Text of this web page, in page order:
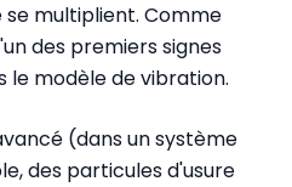
multiplient. Comme
des premiers signes
le modèle de vibration.
(dans un système
des particules d'usure